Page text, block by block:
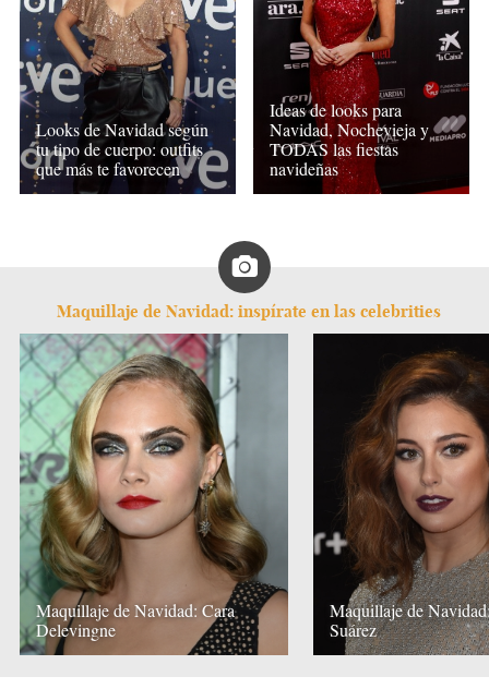
Looks de Navidad según
tu tipo de cuerpo: outfits
que más te favorecen
Ideas de looks para
Navidad, Nochevieja y
TODAS las fiestas
navideñas
Maquillaje de Navidad: inspírate en las celebrities
Maquillaje de Navidad: Cara
Delevingne
Maquillaje de
Suárez